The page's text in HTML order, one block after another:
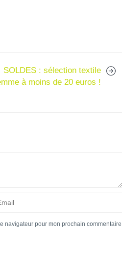
SOLDES : sélection textile
à moins de 20 euros !
navigateur pour mon prochain